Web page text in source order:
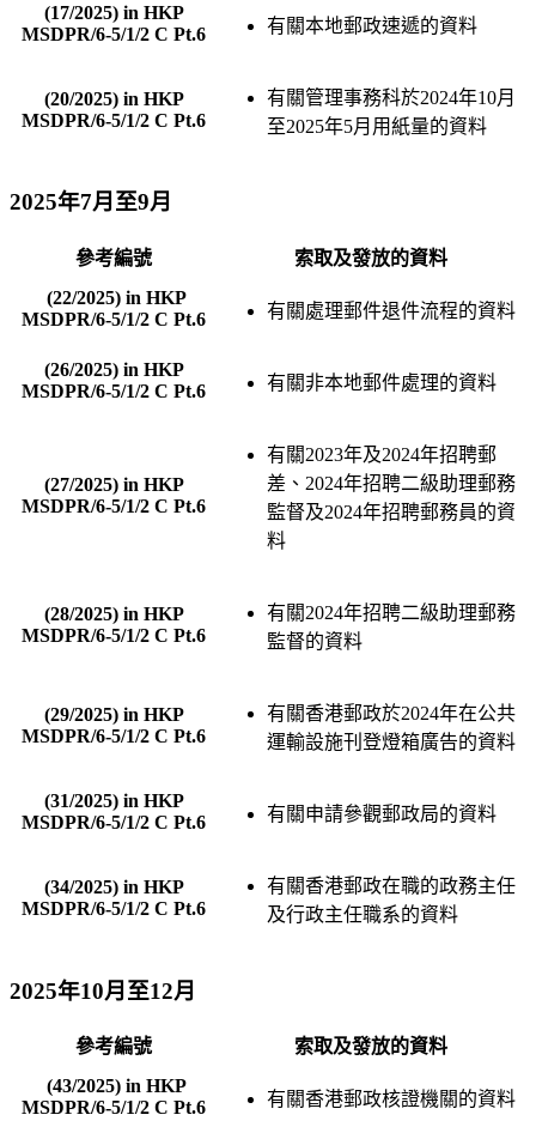
(17/2025) in HKP
MSDPR/6-5/1/2 C Pt.6
有關本地郵政速遞的資料
(20/2025) in HKP
MSDPR/6-5/1/2 C Pt.6
有關管理事務科於2024年10月
至2025年5月用紙量的資料
2025年7月至9月
參考編號
索取及發放的資料
(22/2025) in HKP
MSDPR/6-5/1/2 C Pt.6
有關處理郵件退件流程的資料
(26/2025) in HKP
MSDPR/6-5/1/2 C Pt.6
有關非本地郵件處理的資料
(27/2025) in HKP
MSDPR/6-5/1/2 C Pt.6
有關2023年及2024年招聘郵
差、2024年招聘二級助理郵務
監督及2024年招聘郵務員的資
料
(28/2025) in HKP
MSDPR/6-5/1/2 C Pt.6
有關2024年招聘二級助理郵務
監督的資料
(29/2025) in HKP
MSDPR/6-5/1/2 C Pt.6
有關香港郵政於2024年在公共
運輸設施刊登燈箱廣告的資料
(31/2025) in HKP
MSDPR/6-5/1/2 C Pt.6
有關申請參觀郵政局的資料
(34/2025) in HKP
MSDPR/6-5/1/2 C Pt.6
有關香港郵政在職的政務主任
及行政主任職系的資料
2025年10月至12月
參考編號
索取及發放的資料
(43/2025) in HKP
MSDPR/6-5/1/2 C Pt.6
有關香港郵政核證機關的資料